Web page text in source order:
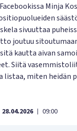
Minja
sivuuttaa
joutuu
kautta aivan
Siitä
miten heidän
28.04.2026 | 09:00